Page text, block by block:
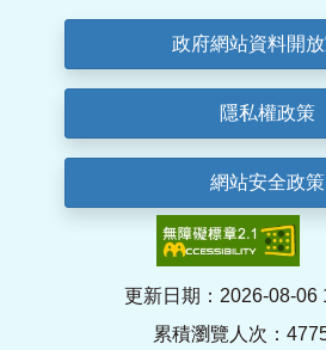
政府網站資料開
隱私權政策
網站安全政策
更新日期：2026-08-06
累積瀏覽人次：